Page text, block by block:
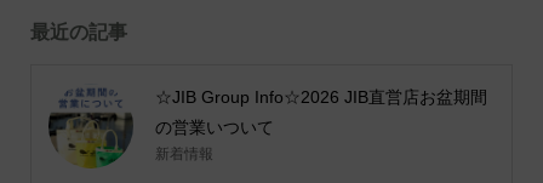
最近の記事
☆JIB Group Info☆2026 JIB直営店お盆期間
の営業いついて
新着情報